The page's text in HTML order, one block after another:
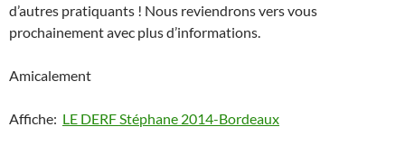
d’autres pratiquants ! Nous reviendrons vers vous
prochainement avec plus d’informations.
Amicalement
Affiche: LE DERF Stéphane 2014-Bordeaux